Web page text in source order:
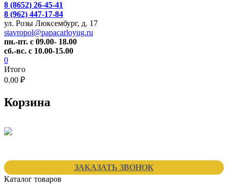
8 (8652) 26-45-41
8 (962) 447-17-84
ул. Розы Люксембург, д. 17
stavropol@papacarloyug.ru
пн.-пт. с 09.00- 18.00
сб.-вс. с 10.00-15.00
0
Итого
0.00 ₽
Корзина
ЗАКАЗАТЬ ЗВОНОК
Каталог товаров